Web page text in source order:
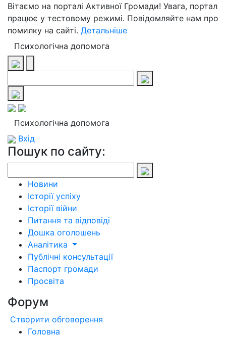
Вітаємо на порталі Активної Громади! Увага, портал
працює у тестовому режимі. Повідомляйте нам про
помилку на сайті. Детальніше
Психологічна допомога
Психологічна допомога
Вхід
Пошук по сайту:
Новини
Історії успіху
Історії війни
Питання та відповіді
Дошка оголошень
Аналітика
Публічні консультації
Паспорт громади
Просвіта
Форум
Створити обговорення
Головна